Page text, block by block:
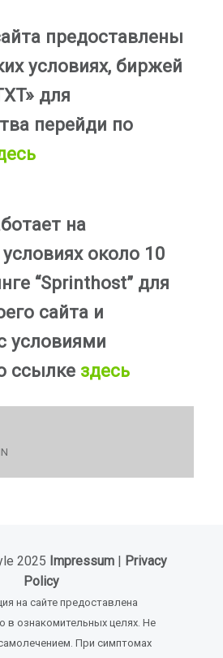
предоставлены
условиях, биржей
для
перейди по
на
около 10
“Sprinthost” для
сайта и
условиями
ссылке здесь
2025 Impressum| Privacy
Policy
на сайте предоставлена
в ознакомительных целях. Не
При симптомах